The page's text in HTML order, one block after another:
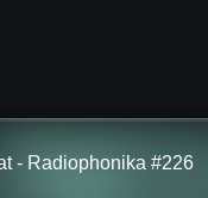
- Radiophonika #226